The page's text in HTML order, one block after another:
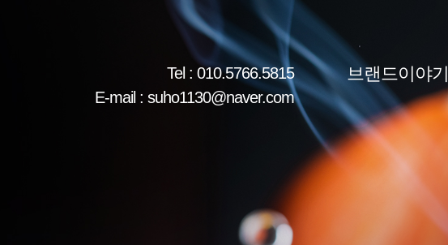
브랜드이야기
Tel : 010.5766.5815
E-mail : suho1130@naver.com